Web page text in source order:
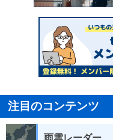
注目のコンテンツ
雨雲レーダー